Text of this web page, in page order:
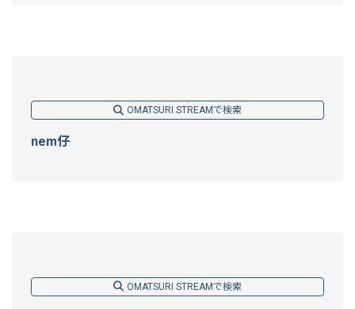
OMATSURI STREAMで検索
nem仔
OMATSURI STREAMで検索